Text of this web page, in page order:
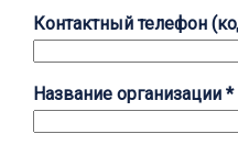
Контактный телефон
Название организации *